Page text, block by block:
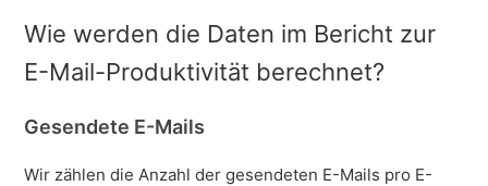
Wie werden die Daten im Bericht zur
E-Mail-Produktivität berechnet?
Gesendete E-Mails
Wir zählen die Anzahl der gesendeten E-Mails pro E-